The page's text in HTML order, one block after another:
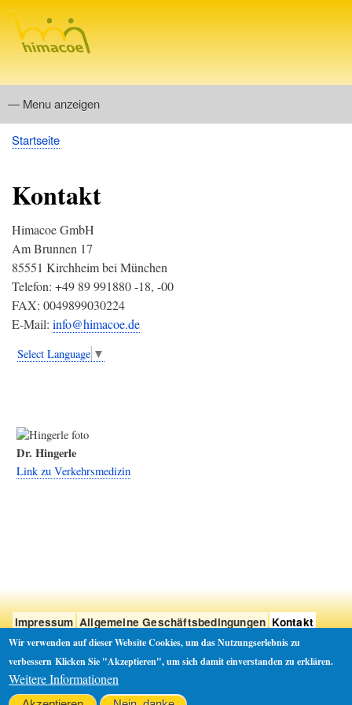
Menu
— Menu anzeigen
Allgemeines
Reaktionstests (für TAXI, Personenbeförderung, Omnibus
MPU-Fragen
Breadcrumb
Startseite
Kontakt
Himacoe GmbH
Am Brunnen 17
85551 Kirchheim bei München
Telefon: +49 89 991880 -18, -00
FAX: 0049899030224
E-Mail: info@himacoe.de
Select Language ▼
Dr. Hingerle
Link zu Verkehrsmedizin
Footer
menu
Impressum Allgemeine Geschäftsbedingungen Kontakt
Datenschutz
Wir verwenden auf dieser Website Cookies, um das Nutzungserlebnis zu
verbessern Klicken Sie "Akzeptieren", um sich damit einverstanden zu erklären.
Weitere Informationen